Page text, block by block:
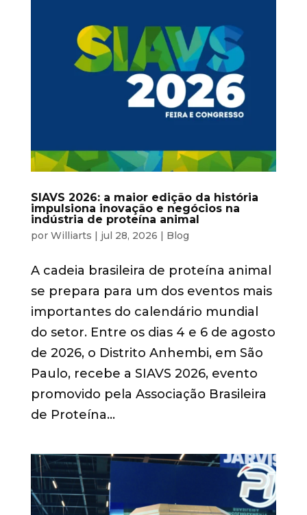
SIAVS 2026: a maior edição da história
impulsiona inovação e negócios na
indústria de proteína animal
por Williarts | jul 28, 2026 | Blog
A cadeia brasileira de proteína animal
se prepara para um dos eventos mais
importantes do calendário mundial
do setor. Entre os dias 4 e 6 de agosto
de 2026, o Distrito Anhembi, em São
Paulo, recebe a SIAVS 2026, evento
promovido pela Associação Brasileira
de Proteína...